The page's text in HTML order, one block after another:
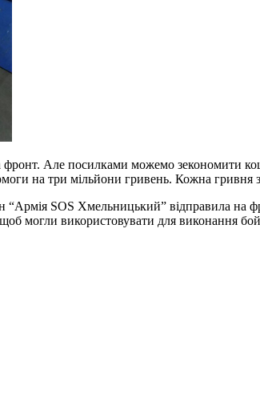
Але посилками можемо зекономити
на три мільйони гривень. Кожна гривня
“Армія SOS Хмельницький” відправила
могли використовувати для виконання